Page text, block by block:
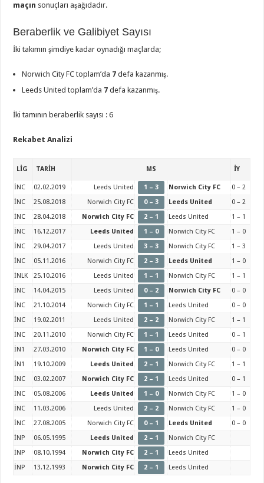
maçın sonuçları aşağıdadır.
Beraberlik ve Galibiyet Sayısı
İki takımın şimdiye kadar oynadığı maçlarda;
Norwich City FC toplam’da 7 defa kazanmış.
Leeds United toplam’da 7 defa kazanmış.
İki tamının beraberlik sayısı : 6
Rekabet Analizi
LİG TARİH MS İY
İNC 02.02.2019 Leeds United 1 – 3 Norwich City FC
0 – 2
İNC
25.08.2018 Norwich City FC 0 – 3 Leeds United
0 – 2
İNC
28.04.2018 Norwich City FC 2 – 1 Leeds United
1 – 1
İNC
16.12.2017 Leeds United 1 – 0 Norwich City FC
1 – 0
İNC
29.04.2017 Leeds United 3 – 3 Norwich City FC
1 – 3
İNC
05.11.2016 Norwich City FC 2 – 3 Leeds United
1 – 0
İNLK
25.10.2016 Leeds United 1 – 1 Norwich City FC
1 – 1
İNC
14.04.2015 Leeds United 0 – 2 Norwich City FC
0 – 0
İNC
21.10.2014 Norwich City FC 1 – 1 Leeds United
0 – 0
İNC
19.02.2011 Leeds United 2 – 2 Norwich City FC
1 – 1
İNC
20.11.2010 Norwich City FC 1 – 1 Leeds United
0 – 1
İN1
27.03.2010 Norwich City FC 1 – 0 Leeds United
0 – 0
İN1
19.10.2009 Leeds United 2 – 1 Norwich City FC
1 – 1
İNC
03.02.2007 Norwich City FC 2 – 1 Leeds United
0 – 1
İNC
05.08.2006 Leeds United 1 – 0 Norwich City FC
1 – 0
İNC
11.03.2006 Leeds United 2 – 2 Norwich City FC
1 – 0
İNC
27.08.2005 Norwich City FC 0 – 1 Leeds United
0 – 0
İNP
06.05.1995 Leeds United 2 – 1
Norwich City FC
İNP
08.10.1994 Norwich City FC 2 – 1
Leeds United
İNP
13.12.1993 Norwich City FC 2 – 1 Leeds United